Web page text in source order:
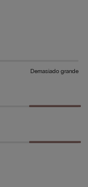
Demasiado grande